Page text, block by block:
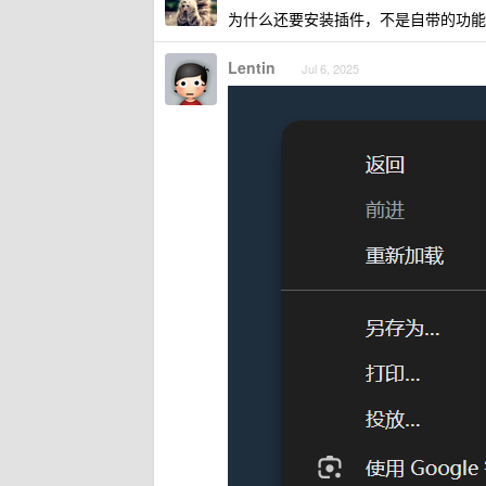
为什么还要安装插件，不是自带的功
Lentin Jul 6, 2025